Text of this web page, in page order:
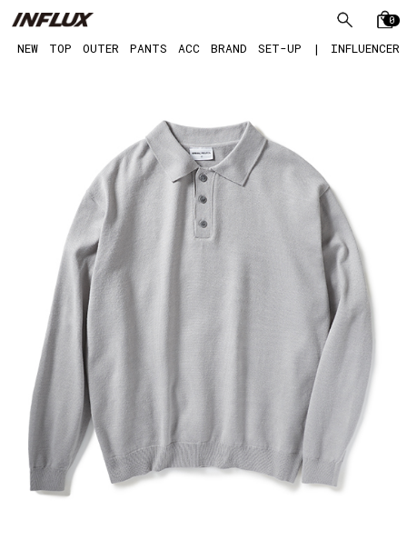
0
NEW TOP OUTER PANTS ACC BRAND SET-UP | INFLUENCER